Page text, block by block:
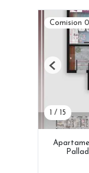
Comision
/ 15
Previous